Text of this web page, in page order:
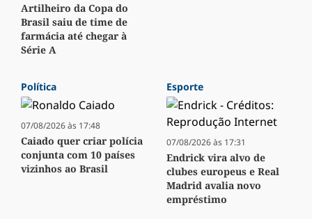
Artilheiro da Copa do
Brasil saiu de time de
farmácia até chegar à
Série A
Política
07/08/2026 às 17:48
Caiado quer criar polícia
conjunta com 10 países
vizinhos ao Brasil
Esporte
07/08/2026 às 17:31
Endrick vira alvo de
clubes europeus e Real
Madrid avalia novo
empréstimo